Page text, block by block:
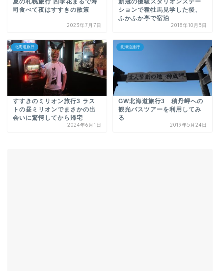
夏の札幌旅行 四季花まるで寿
司食べて夜はすすきの散策
2023年7月7日
新冠の優駿スタリオンステー
ションで種牡馬見学した後、
ふかふか亭で宿泊
2018年10月5日
北海道旅行
すすきのミリオン旅行3 ラス
トの昼ミリオンでまさかの出
会いに驚愕してから帰宅
2024年6月1日
北海道旅行
GW北海道旅行3 積丹岬への
観光バスツアーを利用してみ
る
2019年5月24日